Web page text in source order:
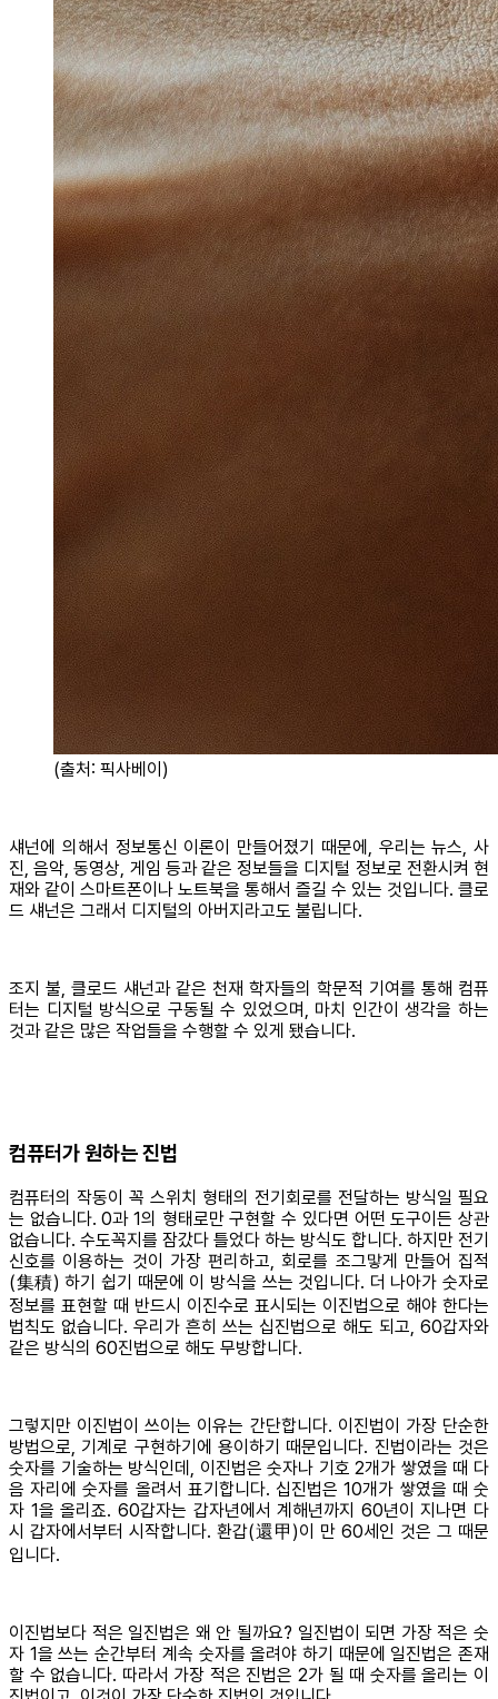
(출처: 픽사베이)
섀넌에 의해서 정보통신 이론이 만들어졌기 때문에, 우리는 뉴스, 사
진, 음악, 동영상, 게임 등과 같은 정보들을 디지털 정보로 전환시켜 현
재와 같이 스마트폰이나 노트북을 통해서 즐길 수 있는 것입니다. 클로
드 섀넌은 그래서 디지털의 아버지라고도 불립니다.
조지 불, 클로드 섀넌과 같은 천재 학자들의 학문적 기여를 통해 컴퓨
터는 디지털 방식으로 구동될 수 있었으며, 마치 인간이 생각을 하는
것과 같은 많은 작업들을 수행할 수 있게 됐습니다.
컴퓨터가 원하는 진법
컴퓨터의 작동이 꼭 스위치 형태의 전기회로를 전달하는 방식일 필요
는 없습니다. 0과 1의 형태로만 구현할 수 있다면 어떤 도구이든 상관
없습니다. 수도꼭지를 잠갔다 틀었다 하는 방식도 합니다. 하지만 전기
신호를 이용하는 것이 가장 편리하고, 회로를 조그맣게 만들어 집적
(集積) 하기 쉽기 때문에 이 방식을 쓰는 것입니다. 더 나아가 숫자로
정보를 표현할 때 반드시 이진수로 표시되는 이진법으로 해야 한다는
법칙도 없습니다. 우리가 흔히 쓰는 십진법으로 해도 되고, 60갑자와
같은 방식의 60진법으로 해도 무방합니다.
그렇지만 이진법이 쓰이는 이유는 간단합니다. 이진법이 가장 단순한
방법으로, 기계로 구현하기에 용이하기 때문입니다. 진법이라는 것은
숫자를 기술하는 방식인데, 이진법은 숫자나 기호 2개가 쌓였을 때 다
음 자리에 숫자를 올려서 표기합니다. 십진법은 10개가 쌓였을 때 숫
자 1을 올리죠. 60갑자는 갑자년에서 계해년까지 60년이 지나면 다
시 갑자에서부터 시작합니다. 환갑(還甲)이 만 60세인 것은 그 때문
입니다.
이진법보다 적은 일진법은 왜 안 될까요? 일진법이 되면 가장 적은 숫
자 1을 쓰는 순간부터 계속 숫자를 올려야 하기 때문에 일진법은 존재
할 수 없습니다. 따라서 가장 적은 진법은 2가 될 때 숫자를 올리는 이